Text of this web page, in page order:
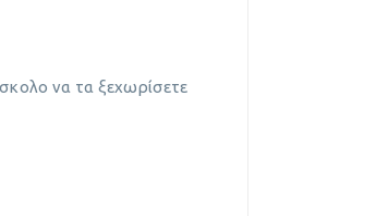
να τα ξεχωρίσετε